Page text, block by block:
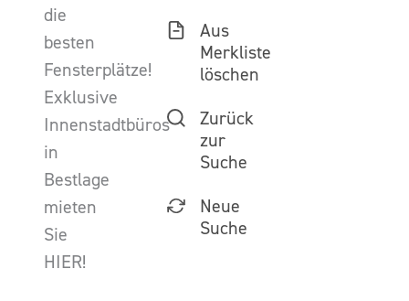
die
besten
Fensterplätze!
Exklusive
Innenstadtbüros
in
Bestlage
mieten
Sie
HIER!
Aus
Merkliste
löschen
Zurück
zur
Suche
Neue
Suche